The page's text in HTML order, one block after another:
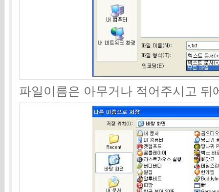
파일이름은 아무거나 적어주시고